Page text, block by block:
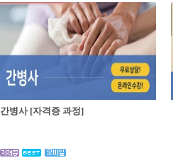
간병사 [자격증 과정]